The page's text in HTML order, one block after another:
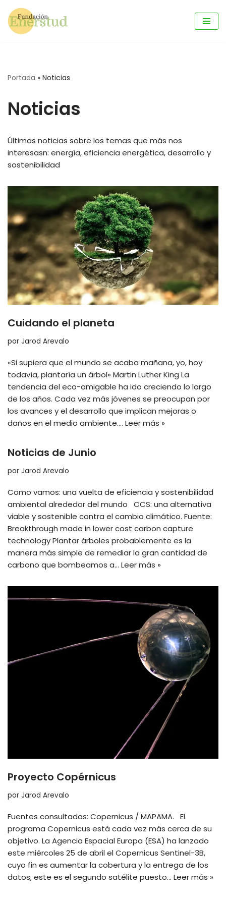
Saltar
Portada » Noticias
Noticias
Últimas noticias sobre los temas que más nos
interesasn: energía, eficiencia energética, desarrollo y
sostenibilidad
Cuidando el planeta
por Jarod Arevalo
«Si supiera que el mundo se acaba mañana, yo, hoy
todavía, plantaría un árbol» Martin Luther King La
tendencia del eco-amigable ha ido creciendo lo largo
de los años. Cada vez más jóvenes se preocupan por
los avances y el desarrollo que implican mejoras o
daños en el medio ambiente.… Leer más »
Noticias de Junio
por Jarod Arevalo
Como vamos: una vuelta de eficiencia y sostenibilidad
ambiental alrededor del mundo CCS: una alternativa
viable y sostenible contra el cambio climático. Fuente:
Breakthrough made in lower cost carbon capture
technology Plantar árboles probablemente es la
manera más simple de remediar la gran cantidad de
carbono que bombeamos a… Leer más »
Proyecto Copérnicus
por Jarod Arevalo
Fuentes consultadas: Copernicus / MAPAMA. El
programa Copernicus está cada vez más cerca de su
objetivo. La Agencia Espacial Europa (ESA) ha lanzado
este miércoles 25 de abril el Copernicus Sentinel-3B,
cuyo fin es aumentar la cobertura y la entrega de los
datos, este es el segundo satélite puesto… Leer más »